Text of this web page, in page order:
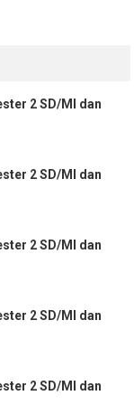
2 SD/MI dan
2 SD/MI dan
2 SD/MI dan
2 SD/MI dan
2 SD/MI dan